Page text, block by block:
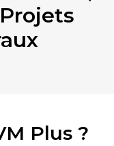
Plus ?